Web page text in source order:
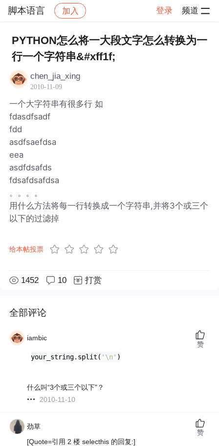
脚本语言 加入 登录 频道
社区 脚本语言 帖子详情
PYTHON怎么将一大段文字怎么转换为一
行一个字符串&#xff1f;
chen_jia_xing
2010-11-09
一个大字符串有很多行 如
fdasdfsadf
fdd
asdfsaefdsa
eea
asdfdsafds
fdsafdsafdsa
。。。。
用什么方法将每一行转换成一个字符串,并将3个或三个
以下的过滤掉
给本帖投票
1452 10 打赏
全部评论
iambic
your_string.split( '\n' )
什么叫“3个或三个以下”？
2010-11-10
赞
劲草
[Quote=引用 2 楼 selecthis 的回复:]
赞